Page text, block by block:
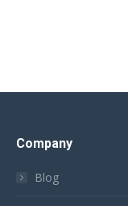
Company
Blog